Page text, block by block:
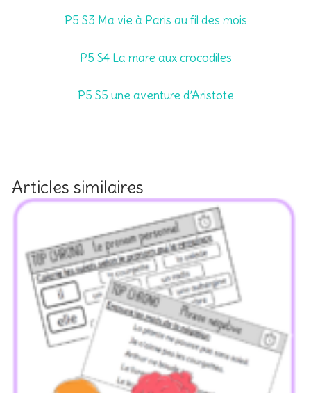
P5 S3 Ma vie à Paris au fil des mois
P5 S4 La mare aux crocodiles
P5 S5 une aventure d’Aristote
Articles similaires